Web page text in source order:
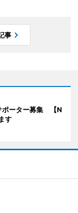
事
ポーター募集 【N
す